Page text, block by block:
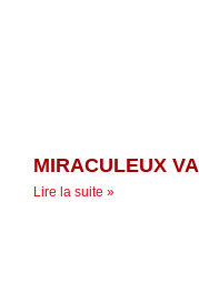
MIRACULEUX
Lire la suite »